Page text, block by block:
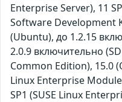
Enterprise Server), 11
Software Development
(Ubuntu), до 1.2.15
2.0.9 включительно
Common Edition), 15.0
Linux Enterprise
SP1 (SUSE Linux